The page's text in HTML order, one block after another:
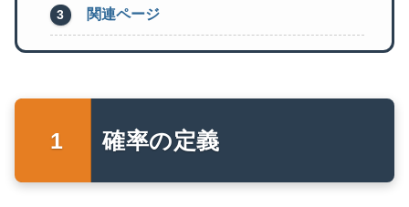
関連ページ
確率の定義